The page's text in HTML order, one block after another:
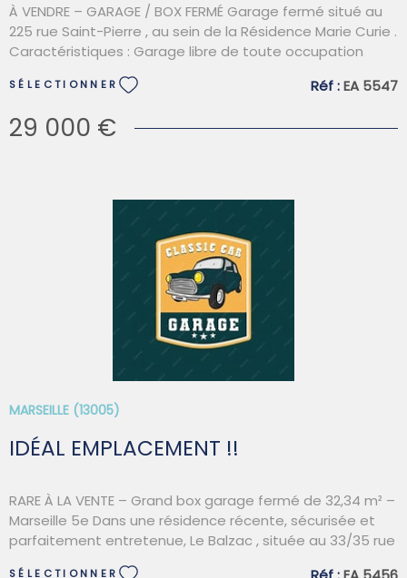
À VENDRE – GARAGE / BOX FERMÉ Garage fermé situé au
225 rue Saint-Pierre , au sein de la Résidence Marie Curie .
Caractéristiques : Garage libre de toute occupation
stockage Informations financières : Charges annuelles :
SÉLECTIONNER Réf :EA 5547
29 000 €
MARSEILLE (13005)
IDÉAL EMPLACEMENT !!
RARE À LA VENTE – Grand box garage fermé de 32,34 m² –
Marseille 5e Dans une résidence récente, sécurisée et
parfaitement entretenue, Le Balzac , située au 33/35 rue
SÉLECTIONNER
VOIR LE BIEN